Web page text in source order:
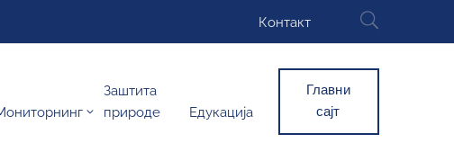
Контакт
Заштита
природе
Едукација
Главни
сајт